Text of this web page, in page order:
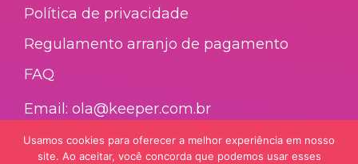
Política de privacidade
Regulamento arranjo de pagamento​
FAQ​
Email: ola@keeper.com.br
Usamos cookies para oferecer a melhor experiência em nosso
site. Ao aceitar, você concorda que podemos usar esses